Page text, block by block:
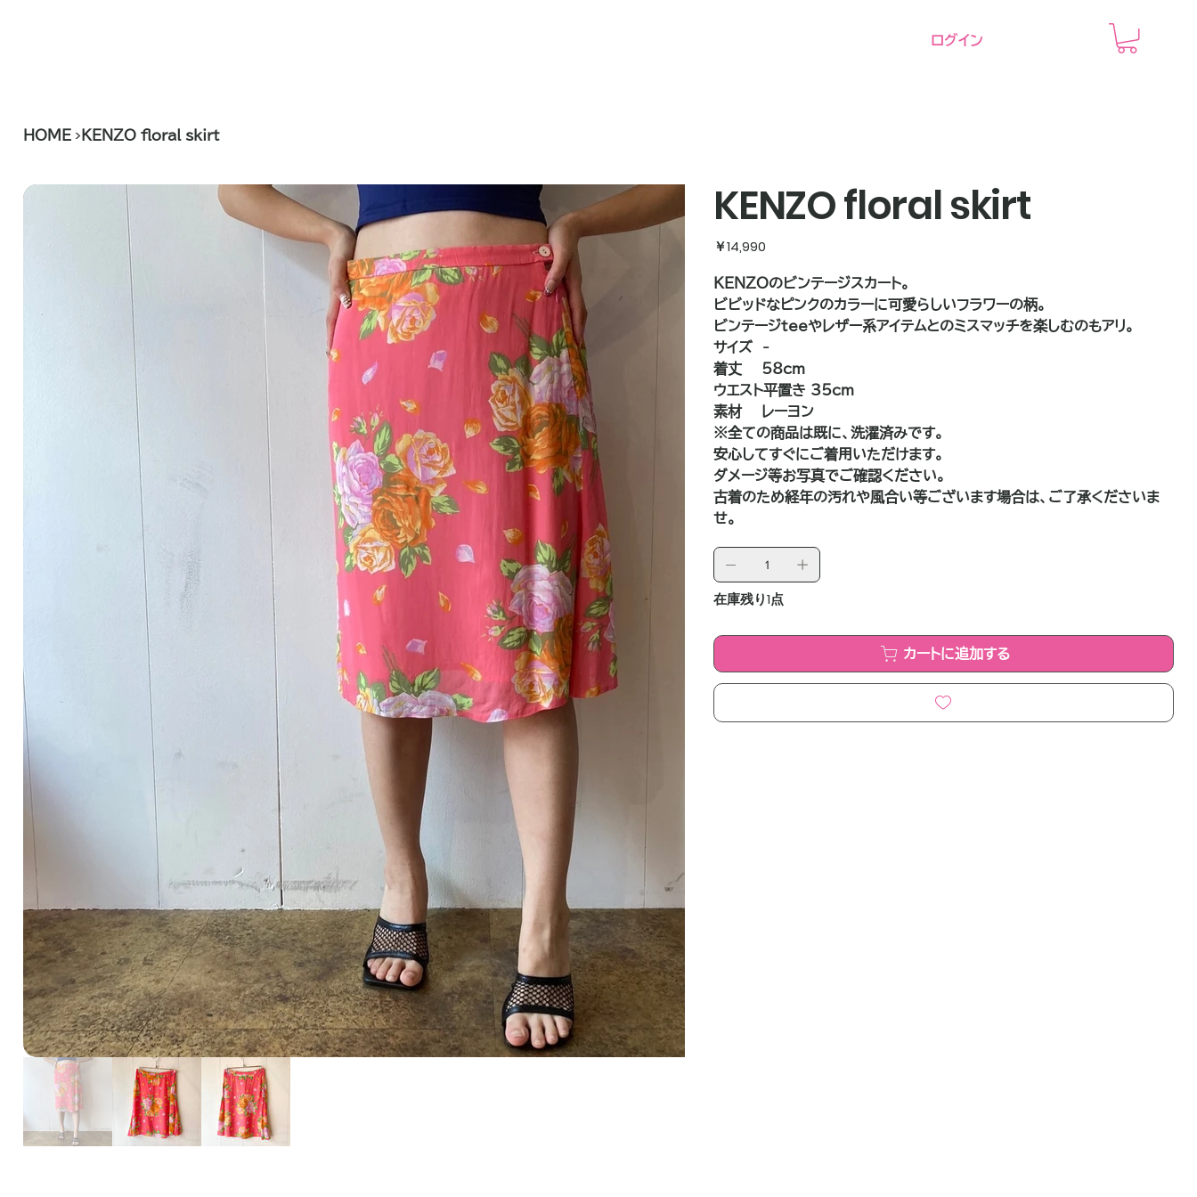
ログイン
HOME > KENZO floral skirt
KENZO floral skirt
価
￥14,990
KENZOのビンテージスカート。
ビビッドなピンクのカラーに可愛らしいフラワーの柄。
ビンテージteeやレザー系アイテムとのミスマッチを楽しむのもアリ。
サイズ -
着丈 58cm
ウエスト平置き 35cm
素材 レーヨン
※全ての商品は既に、洗濯済みです。
安心してすぐにご着用いただけます。
ダメージ等お写真でご確認ください。
古着のため経年の汚れや風合い等ございます場合は、ご了承くださいま
せ。
在庫残り1点
カートに追加する